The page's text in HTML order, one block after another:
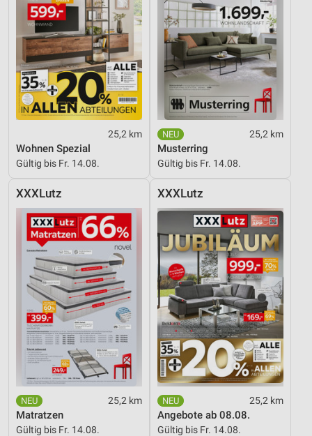
25,2 km
Wohnen Spezial
Gültig bis Fr. 14.08.
25,2 km
Musterring
Gültig bis Fr. 14.08.
XXXLutz
25,2 km
Matratzen
Gültig bis Fr. 14.08.
XXXLutz
25,2 km
Angebote ab 08.08.
Gültig bis Fr. 14.08.